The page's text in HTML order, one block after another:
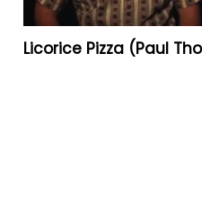
Licorice Pizza (Paul